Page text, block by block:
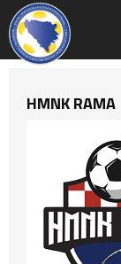
HMNK RAMA